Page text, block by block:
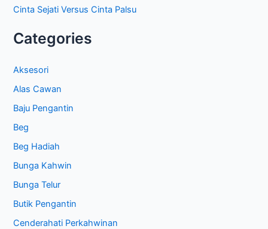
Cinta Sejati Versus Cinta Palsu
Categories
Aksesori
Alas Cawan
Baju Pengantin
Beg
Beg Hadiah
Bunga Kahwin
Bunga Telur
Butik Pengantin
Cenderahati Perkahwinan